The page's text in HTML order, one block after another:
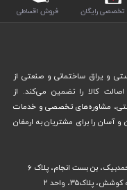
تخصصی رایگان فروش اقساطی
ابزار برقی، دستی و یراق ساختمانی و صنعتی از
اصالت کالا را تضمین می‌کند. از
قیمت‌های رقابتی، مشاوره‌های تخصصی و خدمات
را برای مشتریان به ارمغان
بن بست انجام، پلاک 6
پلاک۳۵، واحد ۲